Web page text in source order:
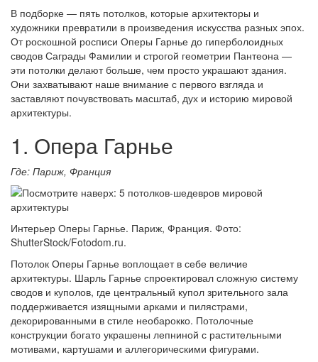
В подборке — пять потолков, которые архитекторы и
художники превратили в произведения искусства разных эпох.
От роскошной росписи Оперы Гарнье до гиперболоидных
сводов Саграды Фамилии и строгой геометрии Пантеона —
эти потолки делают больше, чем просто украшают здания.
Они захватывают наше внимание с первого взгляда и
заставляют почувствовать масштаб, дух и историю мировой
архитектуры.
1. Опера Гарнье
Где: Париж, Франция
Интерьер Оперы Гарнье. Париж, Франция. Фото:
ShutterStock/Fotodom.ru.
Потолок Оперы Гарнье воплощает в себе величие
архитектуры. Шарль Гарнье спроектировал сложную систему
сводов и куполов, где центральный купол зрительного зала
поддерживается изящными арками и пилястрами,
декорированными в стиле необарокко. Потолочные
конструкции богато украшены лепниной с растительными
мотивами, картушами и аллегорическими фигурами.